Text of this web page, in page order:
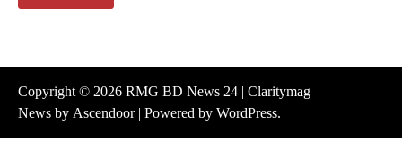
Copyright © 2026 RMG BD News 24 | Claritymag
News by Ascendoor| Powered by WordPress.